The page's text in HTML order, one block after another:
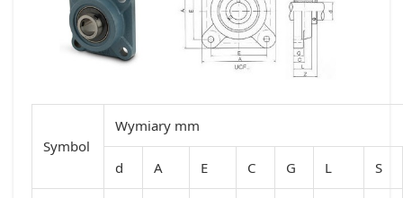
Symbol
Wymiary mm
d A E C G L S